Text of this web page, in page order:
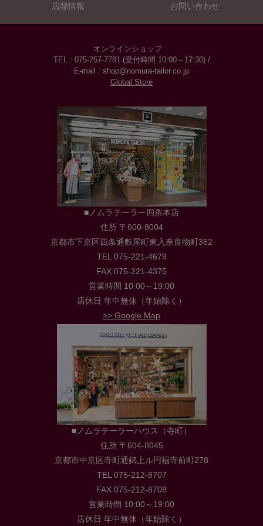
店舗情報 お問い合わせ
オンラインショップ
TEL : 075-257-7781 (受付時間 10:00～17:30) /
E-mail : shop@nomura-tailor.co.jp
Global Store
■ノムラテーラー四条本店
住所 〒600-8004
京都市下京区四条通麩屋町東入奈良物町362
TEL 075-221-4679
FAX 075-221-4375
営業時間 10:00～19:00
店休日 年中無休（年始除く）
>> Google Map
■ノムラテーラーハウス（寺町）
住所 〒604-8045
京都市中京区寺町通錦上ル円福寺前町278
TEL 075-212-8707
FAX 075-212-8708
営業時間 10:00～19:00
店休日 年中無休（年始除く）